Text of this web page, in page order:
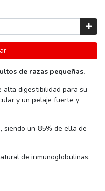
de razas pequeñas.
alta digestibilidad para su
y un pelaje fuerte y
siendo un 85% de ella de
de inmunoglobulinas.